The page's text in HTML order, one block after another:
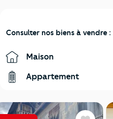
Consulter nos biens à vendre :
Maison
Appartement